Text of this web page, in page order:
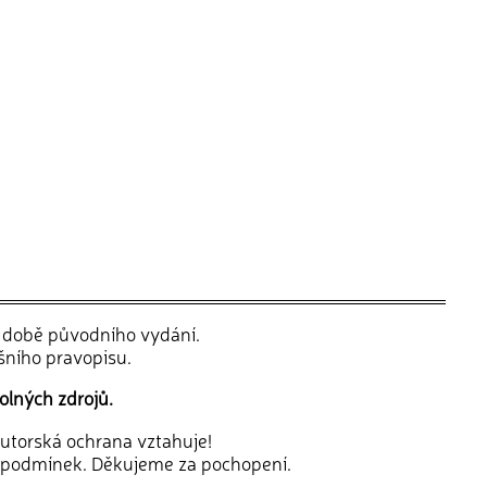
původního vydání.
pravopisu.
zdrojů.
ochrana vztahuje!
Děkujeme za pochopení.